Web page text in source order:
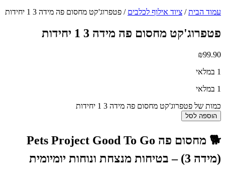
עמוד הבית/ ציוד אילוף לכלבים / פטפרוג'קט מחסום פה מידה 3 1 יחידות
פטפרוג'קט מחסום פה מידה 3 1 יחידות
₪99.90
1 במלאי
1 במלאי
כמות של פטפרוג'קט מחסום פה מידה 3 1 יחידות
הוספה לסל
🐕 מחסום פה Pets Project Good To Go
(מידה 3) – בטיחות מנצחת ונוחות יומיומית